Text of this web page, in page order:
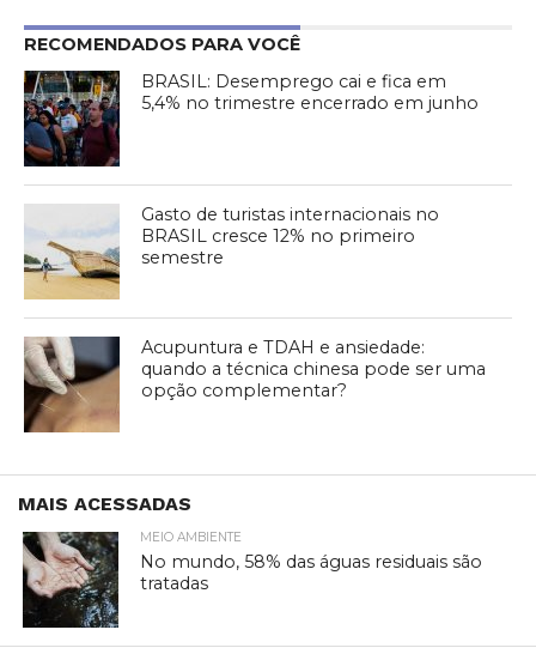
RECOMENDADOS PARA VOCÊ
BRASIL: Desemprego cai e fica em
5,4% no trimestre encerrado em junho
Gasto de turistas internacionais no
BRASIL cresce 12% no primeiro
semestre
Acupuntura e TDAH e ansiedade:
quando a técnica chinesa pode ser uma
opção complementar?
MAIS ACESSADAS
MEIO AMBIENTE
No mundo, 58% das águas residuais são
tratadas